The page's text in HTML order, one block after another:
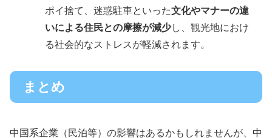
ポイ捨て、迷惑駐車といった文化やマナーの違
いによる住民との摩擦が減少し、観光地におけ
る社会的なストレスが軽減されます。
まとめ
中国系企業（民泊等）の影響はあるかもしれませんが、中